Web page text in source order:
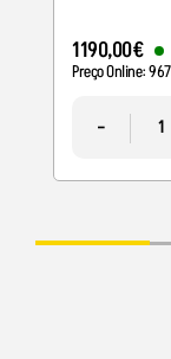
Resposta
1190,00€
Preço Online:967
-